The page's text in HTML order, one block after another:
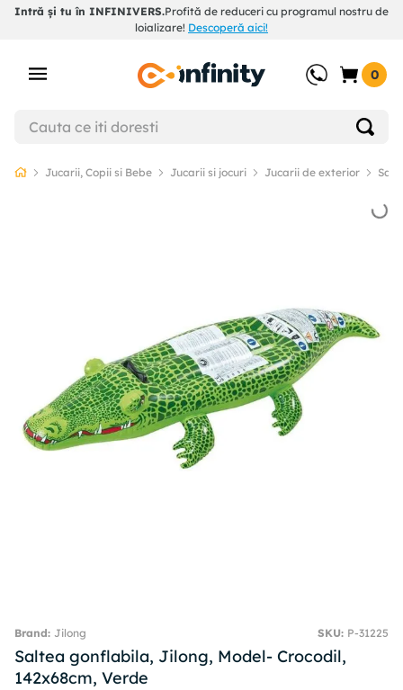
Intră și tu în INFINIVERS.Profită de reduceri cu programul nostru de
loializare! Descoperă aici!
0
Jucarii, Copii si Bebe Jucarii si jocuri Jucarii de exterior
Jilong SKU: P-31225
Saltea gonflabila, Jilong, Model- Crocodil,
142x68cm, Verde